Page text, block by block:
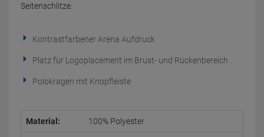
Seitenschlitze.
Kontrastfarbener Arena Aufdruck
Platz für Logoplacement im Brust- und Rückenbereich
Polokragen mit Knopfleiste
Material: 100% Polyester